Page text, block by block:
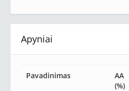
Apyniai
Pavadinimas
AA
(%)